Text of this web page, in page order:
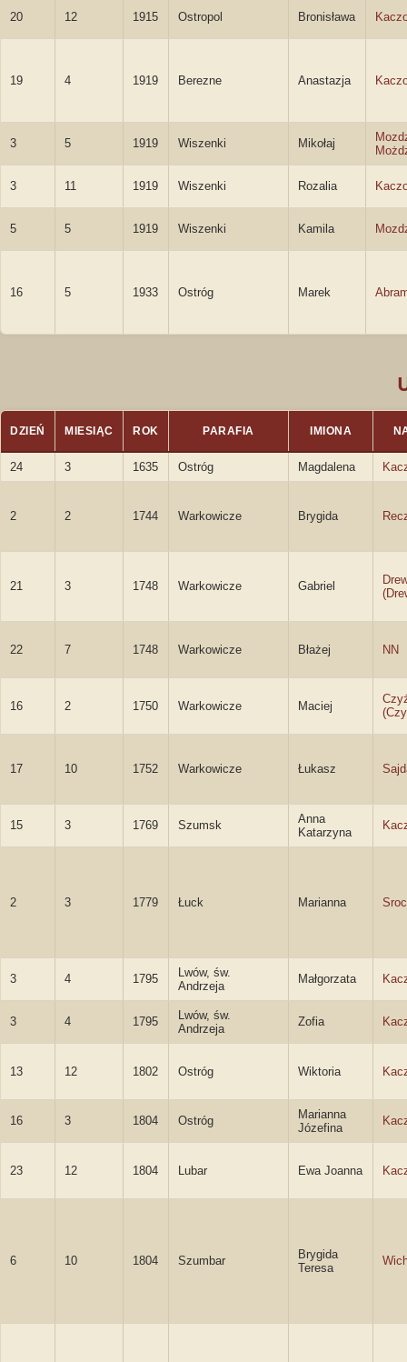
20 12 1915 Ostropol Bronisława
19 4 1919 Berezne Anastazja
3 5 1919 Wiszenki Mikołaj
3 11 1919 Wiszenki Rozalia
5 5 1919 Wiszenki Kamila
16 5 1933 Ostróg Marek
DZIEŃ MIESIĄC ROK PARAFIA IMIONA
24 3 1635 Ostróg Magdalena
2 2 1744 Warkowicze Brygida
21 3 1748 Warkowicze Gabriel
22 7 1748 Warkowicze Błażej NN
16 2 1750 Warkowicze Maciej
17 10 1752 Warkowicze Łukasz
15 3 1769 Szumsk
Anna
Katarzyna
2 3 1779 Łuck Marianna
3 4 1795
Lwów, św.
Andrzeja
Małgorzata
3 4 1795
Lwów, św.
Andrzeja
Zofia
13 12 1802 Ostróg Wiktoria
16 3 1804 Ostróg
Marianna
Józefina
23 12 1804 Lubar Ewa Joanna
6 10 1804 Szumbar
Brygida
Teresa